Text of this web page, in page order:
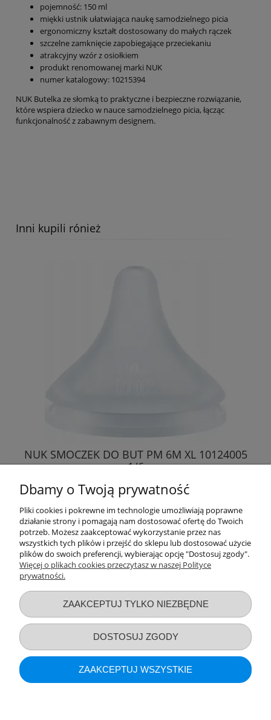
pojemność: 150 ml
miękki ustnik ułatwiająca naukę samodzielnego picia
ergonomiczny kształt dostosowany do małych rączek
szczelne zamknięcie zapobiegające przeciekaniu
atrakcyjny wzór z osiołkiem
produkt renomowanej marki NUK
numer katalogowy: 10215394
NUK Butelka ze słomką to praktyczne i bezpieczne rozwiązanie,
które wspiera dziecko w nauce samodzielnego picia, łącząc
funkcjonalność z zabawnym designem.
Inni kupili rónież
NUK SMOCZEK DO BUT PM 6M XL 10124005
1/6
27,99 zł
DO KOSZYKA
Informacje o sklepie
Dbamy o Twoją prywatność
Pliki cookies i pokrewne im technologie umożliwiają poprawne
działanie strony i pomagają nam dostosować ofertę do Twoich
potrzeb. Możesz zaakceptować wykorzystanie przez nas
wszystkich tych plików i przejść do sklepu lub dostosować użycie
plików do swoich preferencji, wybierając opcję "Dostosuj zgody".
Więcej o plikach cookies przeczytasz w naszej Polityce
prywatności.
ZAAKCEPTUJ TYLKO NIEZBĘDNE
DOSTOSUJ ZGODY
ZAAKCEPTUJ WSZYSTKIE